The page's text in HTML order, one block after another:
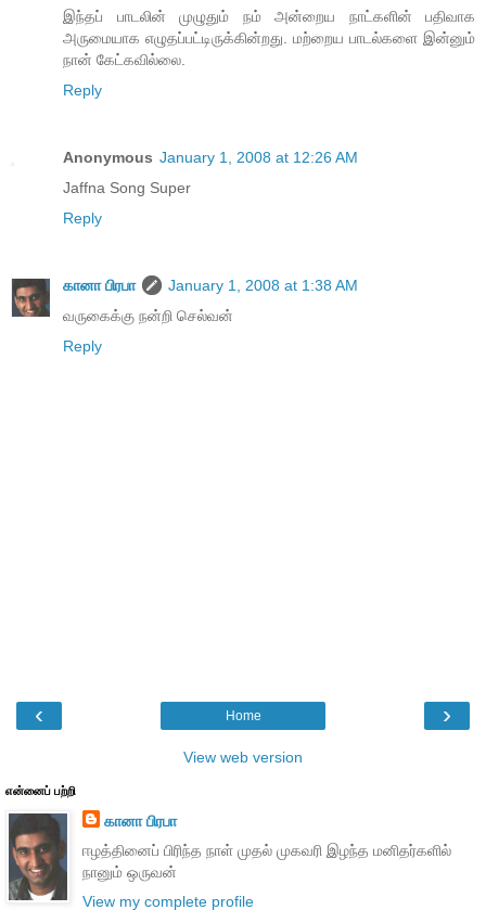
இந்தப் பாடலின் முழுதும் நம் அன்றைய நாட்களின் பதிவாக
அருமையாக எழுதப்பட்டிருக்கின்றது. மற்றைய பாடல்களை இன்னும்
நான் கேட்கவில்லை.
Reply
Anonymous January 1, 2008 at 12:26 AM
Jaffna Song Super
Reply
கானா பிரபா
January 1, 2008 at 1:38 AM
வருகைக்கு நன்றி செல்வன்
Reply
‹ ›
Home
View web version
என்னைப் பற்றி
கானா பிரபா
ஈழத்தினைப் பிரிந்த நாள் முதல் முகவரி இழந்த மனிதர்களில்
நானும் ஒருவன்
View my complete profile